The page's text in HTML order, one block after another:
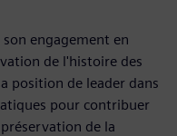
engagement en
de l'histoire des
position de leader dans
pour contribuer
de la